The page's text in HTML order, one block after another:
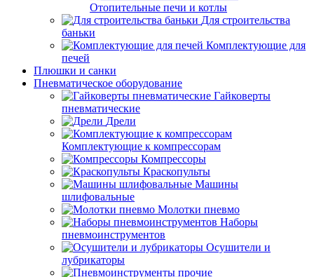
Отопительные печи и котлы
Для строительства
баньки
Комплектующие для
печей
Плюшки и санки
Пневматическое оборудование
Гайковерты
пневматические
Дрели
Комплектующие к компрессорам
Компрессоры
Краскопульты
Машины
шлифовальные
Молотки пневмо
Наборы
пневмоинструментов
Осушители и
лубрикаторы